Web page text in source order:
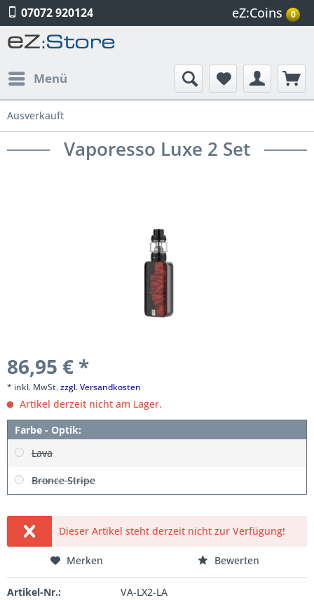
07072 920124 eZ:Coins 0
Menü
Ausverkauft
Vaporesso Luxe 2 Set
86,95 € *
* inkl. MwSt.zzgl. Versandkosten
Artikel derzeit nicht am Lager.
Farbe - Optik:
Lava
Bronce Stripe
Dieser Artikel steht derzeit nicht zur Verfügung!
Merken Bewerten
Artikel-Nr.:
VA-LX2-LA